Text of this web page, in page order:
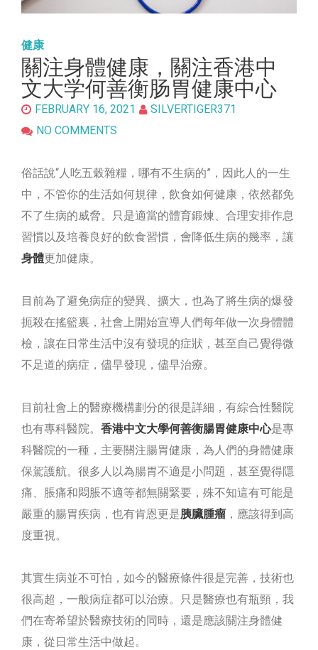
健康
關注身體健康，關注香港中
文大学何善衡肠胃健康中心
FEBRUARY 16, 2021
SILVERTIGER371
NO COMMENTS
俗話說“人吃五穀雜糧，哪有不生病的”，因此人的一生
中，不管你的生活如何規律，飲食如何健康，依然都免
不了生病的威脅。只是適當的體育鍛煉、合理安排作息
習慣以及培養良好的飲食習慣，會降低生病的幾率，讓
身體更加健康。
目前為了避免病症的變異、擴大，也為了將生病的爆發
扼殺在搖籃裏，社會上開始宣導人們每年做一次身體體
檢，讓在日常生活中沒有發現的症狀，甚至自己覺得微
不足道的病症，儘早發現，儘早治療。
目前社會上的醫療機構劃分的很是詳細，有綜合性醫院
也有專科醫院。 香港中文大學何善衡腸胃健康中心是專
科醫院的一種，主要關注腸胃健康，為人們的身體健康
保駕護航。很多人以為腸胃不適是小問題，甚至覺得隱
痛、脹痛和悶脹不適等都無關緊要，殊不知這有可能是
嚴重的腸胃疾病，也有肯恩更是胰臟腫瘤 ，應該得到高
度重視。
其實生病並不可怕，如今的醫療條件很是完善，技術也
很高超，一般病症都可以治療。只是醫療也有瓶頸，我
們在寄希望於醫療技術的同時，還是應該關注身體健
康，從日常生活中做起。